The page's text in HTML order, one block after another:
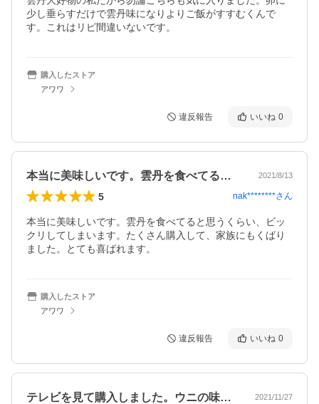
少し垂らすだけで雲丹味になりよりご飯がすすむくんで
す。これはリピ間違いないです。
購入したストア
アワワ
違反報告 いいね 0
本当に美味しいです。雲丹を食べてると思… 2021/8/13
5 nak********さん
本当に美味しいです。雲丹を食べてると思うくらい、ビッ
クリしてしまいます。たくさん購入して、家族にもくばり
ました。とても喜ばれます。
購入したストア
アワワ
違反報告 いいね 0
テレビを見て購入しました。ウニの味が濃… 2021/11/27